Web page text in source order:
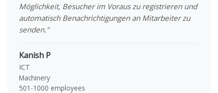
Möglichkeit, Besucher im Voraus zu registrieren und
automatisch Benachrichtigungen an Mitarbeiter zu
senden."
Kanish P
ICT
Machinery
501-1000 employees